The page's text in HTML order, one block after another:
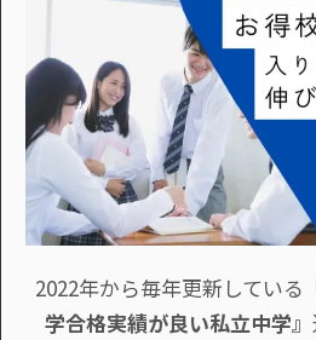
2022年から毎年更新している
学合格実績が良い私立中学』